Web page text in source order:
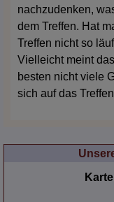
nachzudenken,
dem Treffen. Hat
Treffen nicht so
Vielleicht meint
besten nicht viele
sich auf das